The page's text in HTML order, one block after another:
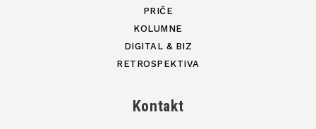
PRIČE
KOLUMNE
DIGITAL & BIZ
RETROSPEKTIVA
Kontakt